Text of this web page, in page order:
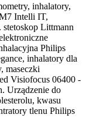
inhalatory,
Intelli IT,
Littmann
Philips
inhalatory dla
maseczki
Visiofocus 06400 -
Urządzenie do
kwasu
tlenu Philips